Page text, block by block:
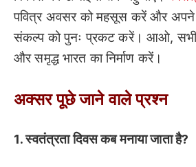
पवित्र अवसर को महसूस करें और
संकल्प को पुनः प्रकट करें। आओ,
और समृद्ध भारत का निर्माण करें।
अक्सर पूछे जाने वाले प्रश्न
1. स्वतंत्रता दिवस कब मनाया जाताहै?